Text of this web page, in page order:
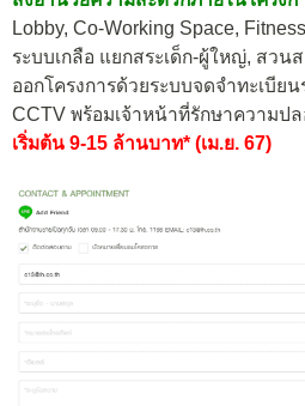
Lobby, Co-Working Space,
ระบบเกลือ แยกสระเด็ก-ผู้ใหญ่, สว
ออกโครงการด้วยระบบจดจำทะเบีย
CCTV พร้อมเจ้าหน้าที่รักษาความป
เริ่มต้น 9-15 ล้านบาท* (เม.ย. 67)